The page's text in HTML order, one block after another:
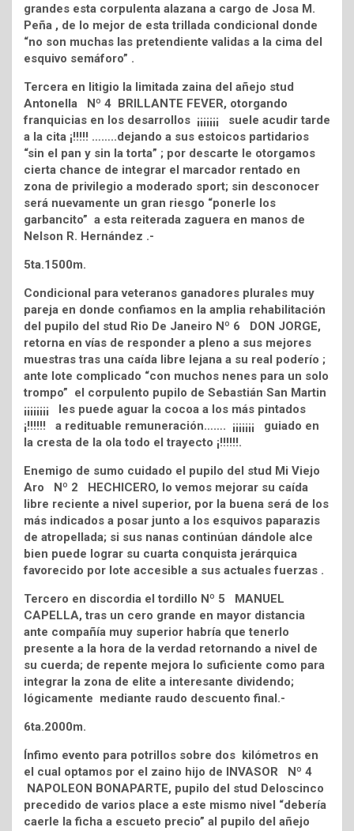
grandes esta corpulenta alazana a cargo de Josa M.
Peña , de lo mejor de esta trillada condicional donde
“no son muchas las pretendiente validas a la cima del
esquivo semáforo” .
Tercera en litigio la limitada zaina del añejo stud
Antonella Nº 4 BRILLANTE FEVER, otorgando
franquicias en los desarrollos ¡¡¡¡¡¡¡ suele acudir tarde
a la cita ¡!!!!! ……..dejando a sus estoicos partidarios
“sin el pan y sin la torta” ; por descarte le otorgamos
cierta chance de integrar el marcador rentado en
zona de privilegio a moderado sport; sin desconocer
será nuevamente un gran riesgo “ponerle los
garbancito” a esta reiterada zaguera en manos de
Nelson R. Hernández .-
5ta.1500m.
Condicional para veteranos ganadores plurales muy
pareja en donde confiamos en la amplia rehabilitación
del pupilo del stud Rio De Janeiro Nº 6 DON JORGE,
retorna en vías de responder a pleno a sus mejores
muestras tras una caída libre lejana a su real poderío ;
ante lote complicado “con muchos nenes para un solo
trompo” el corpulento pupilo de Sebastián San Martin
¡¡¡¡¡¡¡¡ les puede aguar la cocoa a los más pintados
¡!!!!!! a redituable remuneración……. ¡¡¡¡¡¡¡ guiado en
la cresta de la ola todo el trayecto ¡!!!!!!.
Enemigo de sumo cuidado el pupilo del stud Mi Viejo
Aro Nº 2 HECHICERO, lo vemos mejorar su caída
libre reciente a nivel superior, por la buena será de los
más indicados a posar junto a los esquivos paparazis
de atropellada; si sus nanas continúan dándole alce
bien puede lograr su cuarta conquista jerárquica
favorecido por lote accesible a sus actuales fuerzas .
Tercero en discordia el tordillo Nº 5 MANUEL
CAPELLA, tras un cero grande en mayor distancia
ante compañía muy superior habría que tenerlo
presente a la hora de la verdad retornando a nivel de
su cuerda; de repente mejora lo suficiente como para
integrar la zona de elite a interesante dividendo;
lógicamente mediante raudo descuento final.-
6ta.2000m.
Ínfimo evento para potrillos sobre dos kilómetros en
el cual optamos por el zaino hijo de INVASOR Nº 4
NAPOLEON BONAPARTE, pupilo del stud Deloscinco
precedido de varios place a este mismo nivel “debería
caerle la ficha a escueto precio” al pupilo del añejo